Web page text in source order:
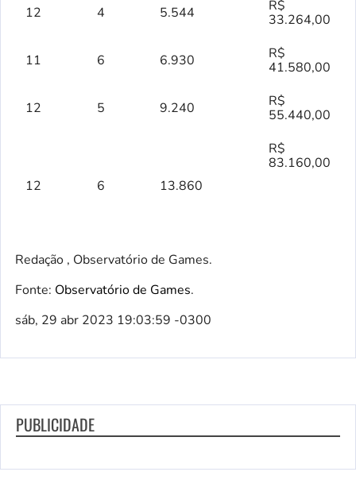
12 4 5.544
R$
33.264,00
11 6 6.930
R$
41.580,00
12 5 9.240
R$
55.440,00
12 6 13.860
R$
83.160,00
Redação , Observatório de Games.
Fonte: Observatório de Games.
sáb, 29 abr 2023 19:03:59 -0300
PUBLICIDADE